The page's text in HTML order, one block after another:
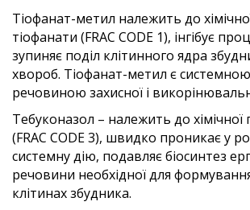
Тіофанат-метил належить до
тіофанати (FRAC CODE 1), інгібує
зупиняє поділ клітинного ядра
хвороб. Тіофанат-метил є
речовиною захисної і
Тебуконазол – належить до хімічної
(FRAC CODE 3), швидко проникає у
системну дію, подавляє біосинтез
речовини необхідної для
клітинах збудника.